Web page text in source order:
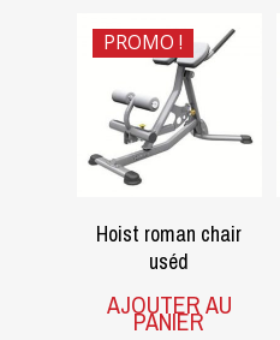
PROMO !
$850.00
$300.00
Hoist roman chair
uséd
AJOUTER AU
PANIER